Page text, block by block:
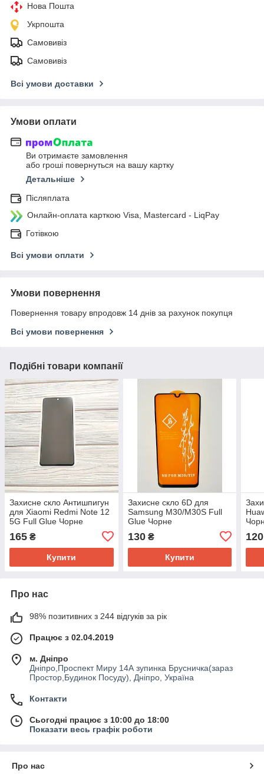
Нова Пошта
Укрпошта
Самовивіз
Самовивіз
Всі умови доставки
Умови оплати
Ви отримаєте замовлення
або гроші повернуться на вашу картку
Детальніше
Післяплата
Онлайн-оплата карткою Visa, Mastercard - LiqPay
Готівкою
Всі умови оплати
Умови повернення
Повернення товару впродовж 14 днів за рахунок покупця
Всі умови повернення
Подібні товари компанії
Захисне скло Антишпигун
для Xiaomi Redmi Note 12
5G Full Glue Чорне
165 ₴
Купити
Захисне скло 6D для
Samsung M30/M30S Full
Glue Чорне
130₴
Купити
120
Про нас
98% позитивних з 244 відгуків за рік
Працює з 02.04.2019
м. Дніпро
Дніпро,Проспект Миру 14А зупинка Брусничка(зараз
Простор,Будинок Посуду), Дніпро, Україна
Контакти
Сьогодні працює з 10:00 до 18:00
Показати весь графік роботи
Про нас